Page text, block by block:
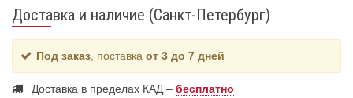
Доставка и наличие (Санкт-Петербург)
Под заказ , поставка от 3 до 7 дней
Доставка в пределах КАД – бесплатно